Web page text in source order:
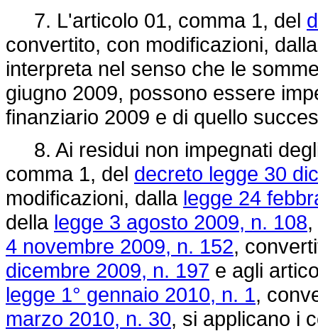
7. L'articolo 01, comma 1, del
convertito, con modificazioni,
interpreta nel senso che le
giugno 2009, possono essere
finanziario 2009 e di quello
8. Ai residui non impegnati
comma 1, del decreto legge 30
modificazioni, dalla legge 24
della legge 3 agosto 2009, n. 108
4 novembre 2009, n. 152,
dicembre 2009, n. 197 e agli
legge 1° gennaio 2010, n. 1,
marzo 2010, n. 30, si applicano i